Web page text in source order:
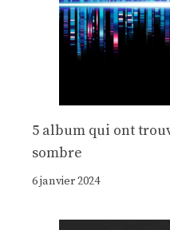
5 album qui ont
sombre
6 janvier 2024